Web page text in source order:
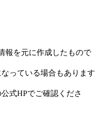
報を元に作成したもので
っている場合もあります
式HPでご確認くださ